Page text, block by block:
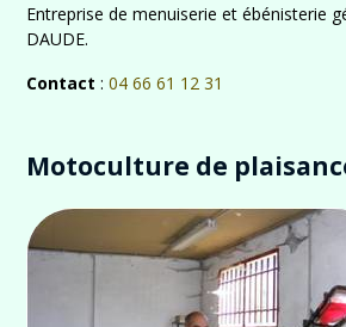
Entreprise de menuiserie et ébénisterie
DAUDE.
Contact :04 66 61 12 31
Motoculture de